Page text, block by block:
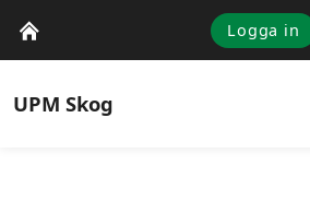
Logga in
UPM Skog